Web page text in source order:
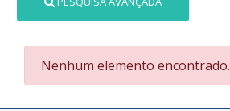
Nenhum elemento encontrado.